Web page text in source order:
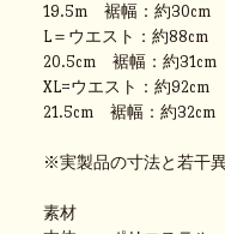
19.5m 裾幅：約30cm
L＝ウエスト：約
20.5cm 裾幅：約31cm
XL=ウエスト：約
21.5cm 裾幅：約32cm
※実製品の寸法と若干
素材